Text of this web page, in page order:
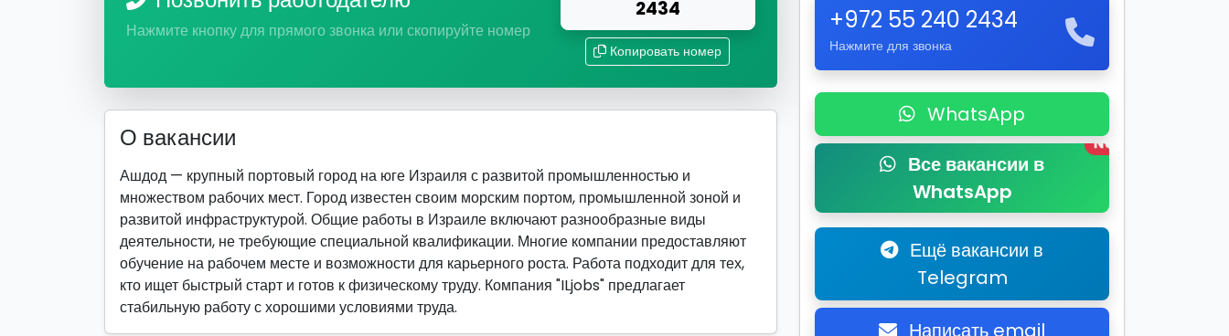
Нажмите кнопку для прямого звонка или скопируйте номер
2434
Копировать номер
О вакансии
Ашдод — крупный портовый город на юге Израиля с развитой промышленностью и
множеством рабочих мест. Город известен своим морским портом, промышленной зоной и
развитой инфраструктурой. Общие работы в Израиле включают разнообразные виды
деятельности, не требующие специальной квалификации. Многие компании предоставляют
обучение на рабочем месте и возможности для карьерного роста. Работа подходит для тех,
кто ищет быстрый старт и готов к физическому труду. Компания "ILjobs" предлагает
стабильную работу с хорошими условиями труда.
+972 55 240 2434
Нажмите для звонка
WhatsApp
Все вакансии в
WhatsApp
New
Ещё вакансии в
Telegram
Написать email